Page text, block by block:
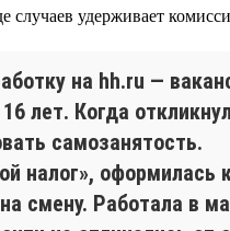
случаев удерживает
на hh.ru —
16 лет. Когда
самозанятость.
налог», оформилась
смену. Работала в